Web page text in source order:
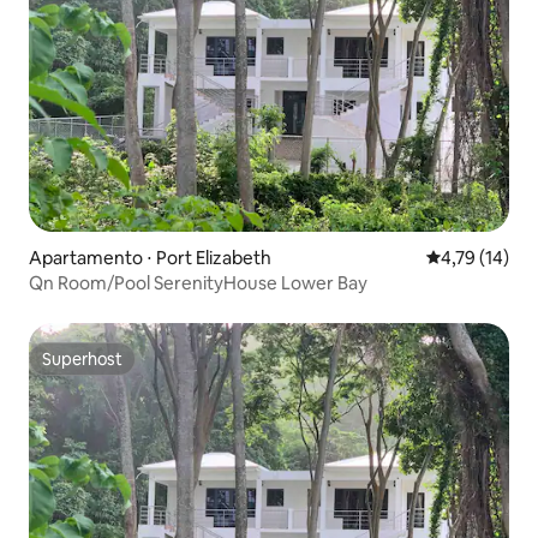
Apartamento ⋅ Port Elizabeth 4,79 de uma
4,79 (14)
Qn Room/Pool SerenityHouse Lower Bay
Superhost
Superhost